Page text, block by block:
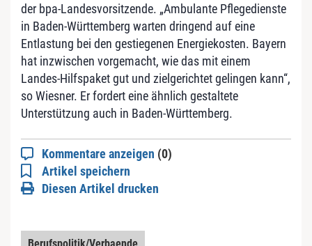
der bpa-Landesvorsitzende. „Ambulante Pflegedienste
in Baden-Württemberg warten dringend auf eine
Entlastung bei den gestiegenen Energiekosten. Bayern
hat inzwischen vorgemacht, wie das mit einem
Landes-Hilfspaket gut und zielgerichtet gelingen kann“,
so Wiesner. Er fordert eine ähnlich gestaltete
Unterstützung auch in Baden-Württemberg.
Kommentare anzeigen (0)
Artikel speichern
Diesen Artikel drucken